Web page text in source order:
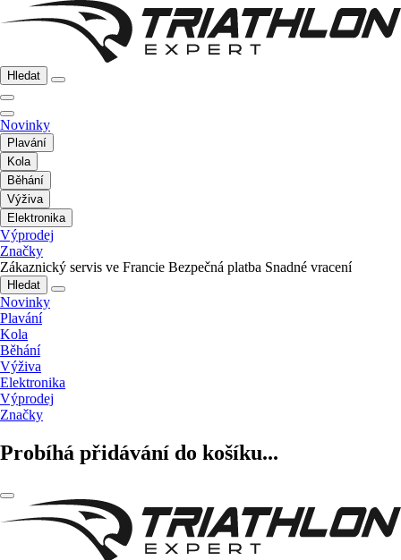
Hledat
Novinky
Plavání
Kola
Běhání
Výživa
Elektronika
Výprodej
Značky
Zákaznický servis ve Francie Bezpečná platba Snadné vracení
Hledat
Novinky
Plavání
Kola
Běhání
Výživa
Elektronika
Výprodej
Značky
Probíhá přidávání do košíku...